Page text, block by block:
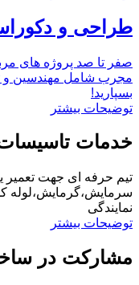
طراحی و
صفر تا صد پروژه های
مجرب شامل مهندسین و
بسپارید!
توضیحات بیشتر
خدمات
تیم حرفه ای جهت تعمیر
سرمایش،گرمایش،لوله
نمایندگی
توضیحات بیشتر
مشارکت در